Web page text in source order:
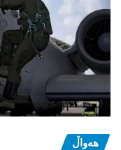
هەواڵ